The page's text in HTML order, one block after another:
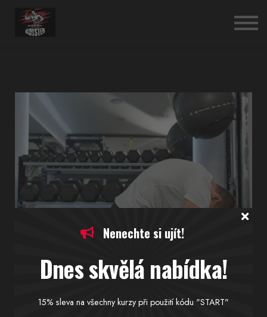
Nenechte si ujít!
Dnes skvělá nabídka!
15% sleva na všechny kurzy při použití kódu "START"